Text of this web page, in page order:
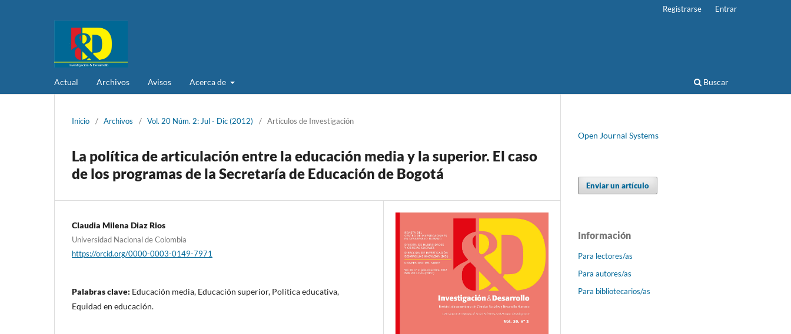
Actual Archivos Avisos Acerca de Buscar
Registrarse Entrar
Inicio / Archivos / Vol. 20 Núm. 2: Jul - Dic (2012) / Artículos de Investigación
La política de articulación entre la educación media y la superior. El caso
de los programas de la Secretaría de Educación de Bogotá
Claudia Milena Diaz Rios
Universidad Nacional de Colombia
https://orcid.org/0000-0003-0149-7971
Palabras clave: Educación media, Educación superior, Política educativa,
Equidad en educación.
Open Journal Systems
Enviar un artículo
Información
Para lectores/as
Para autores/as
Para bibliotecarios/as